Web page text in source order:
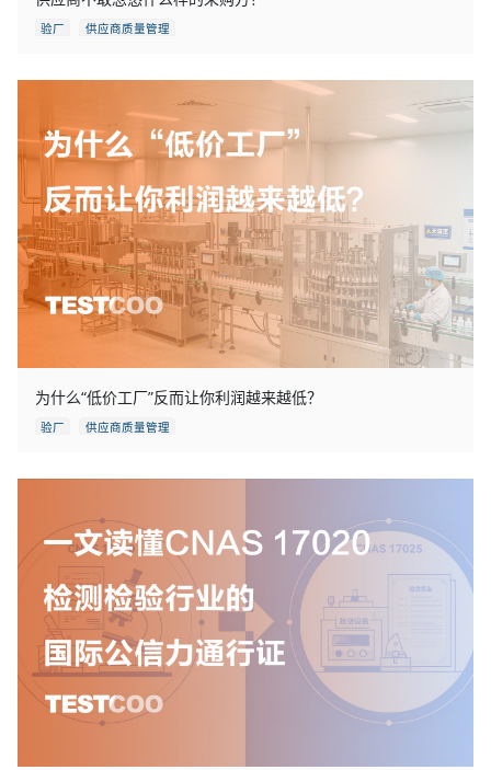
验厂 供应商质量管理
为什么“低价工厂”反而让你利润越来越低？
验厂 供应商质量管理